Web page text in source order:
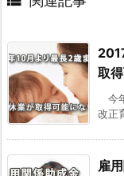
取
今
改正
雇